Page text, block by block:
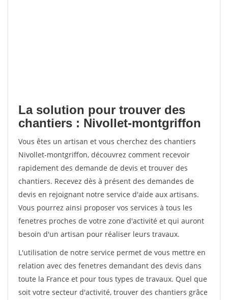
La solution pour trouver des
chantiers : Nivollet-montgriffon
Vous êtes un artisan et vous cherchez des chantiers
Nivollet-montgriffon, découvrez comment recevoir
rapidement des demande de devis et trouver des
chantiers. Recevez dès à présent des demandes de
devis en rejoignant notre service d'aide aux artisans.
Vous pourrez ainsi proposer vos services à tous les
fenetres proches de votre zone d'activité et qui auront
besoin d'un artisan pour réaliser leurs travaux.
L'utilisation de notre service permet de vous mettre en
relation avec des fenetres demandant des devis dans
toute la France et pour tous types de travaux. Quel que
soit votre secteur d'activité, trouver des chantiers grâce